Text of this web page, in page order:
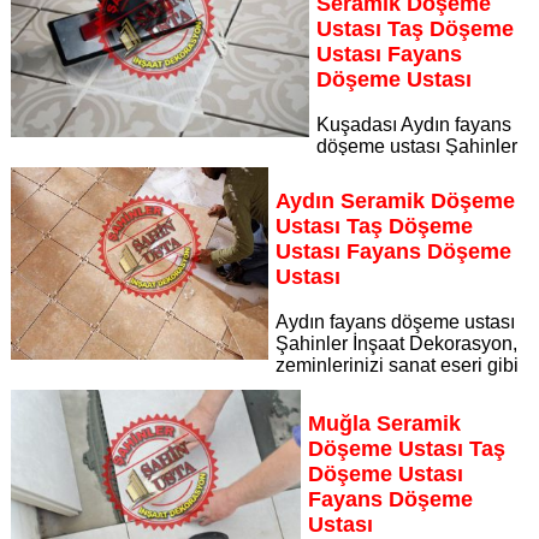
Sayfaya Git
Ustası Taş Döşeme
Ustası Fayans
Döşeme Ustası
Kuşadası Aydın fayans
döşeme ustası Şahinler
İnşaat Dekorasyon, zeminlerinizi sanat eseri gibi işleyen
uzman kadrosuyla Kuşadası Aydın bölgesine özel hizmet
sunuyor
Sayfaya Git
Aydın Seramik Döşeme
Ustası Taş Döşeme
Ustası Fayans Döşeme
Ustası
Aydın fayans döşeme ustası
Şahinler İnşaat Dekorasyon,
zeminlerinizi sanat eseri gibi
işleyen uzman kadrosuyla Aydın bölgesine özel hizmet
sunuyor Aydın seramik döşeme ustası taş döşeme ustası
fayans döşeme ustası
Sayfaya Git
Muğla Seramik
Döşeme Ustası Taş
Döşeme Ustası
Fayans Döşeme
Ustası